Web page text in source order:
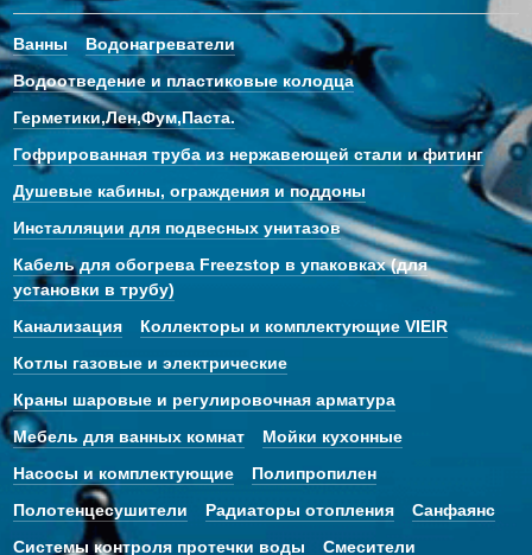
Ванны
Водонагреватели
Водоотведение и пластиковые колодца
Герметики,Лен,Фум,Паста.
Гофрированная труба из нержавеющей стали и фитинг
Душевые кабины, ограждения и поддоны
Инсталляции для подвесных унитазов
Кабель для обогрева Freezstop в упаковках (для
установки в трубу)
Канализация
Коллекторы и комплектующие VIEIR
Котлы газовые и электрические
Краны шаровые и регулировочная арматура
Мебель для ванных комнат
Мойки кухонные
Насосы и комплектующие
Полипропилен
Полотенцесушители
Радиаторы отопления
Санфаянс
Системы контроля протечки воды
Смесители